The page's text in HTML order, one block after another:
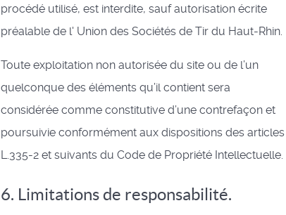
procédé utilisé, est interdite, sauf autorisation écrite
préalable de l' Union des Sociétés de Tir du Haut-Rhin.
Toute exploitation non autorisée du site ou de l’un
quelconque des éléments qu’il contient sera
considérée comme constitutive d’une contrefaçon et
poursuivie conformément aux dispositions des articles
L.335-2 et suivants du Code de Propriété Intellectuelle.
6. Limitations de responsabilité.